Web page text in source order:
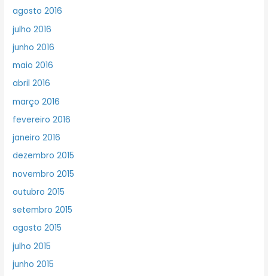
agosto 2016
julho 2016
junho 2016
maio 2016
abril 2016
março 2016
fevereiro 2016
janeiro 2016
dezembro 2015
novembro 2015
outubro 2015
setembro 2015
agosto 2015
julho 2015
junho 2015